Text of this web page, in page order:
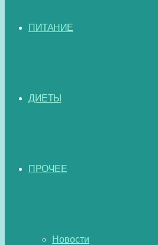
ПИТАНИЕ
ДИЕТЫ
ПРОЧЕЕ
Новости